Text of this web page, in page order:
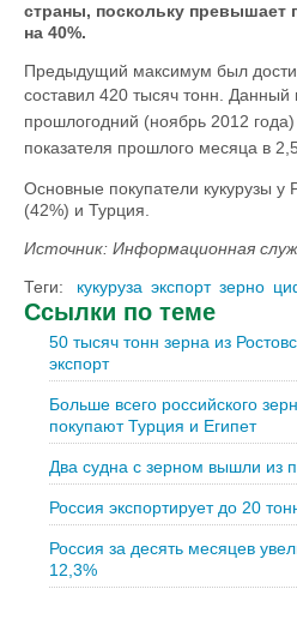
страны, поскольку
на 40%.
Предыдущий максимум был
составил 420 тысяч тонн. Данный
прошлогодний (ноябрь 2012
показателя прошлого месяца в
Основные покупатели кукурузы
(42%) и Турция.
Источник: Информационная
Теги:
кукуруза экспорт зерно
Ссылки по теме
50 тысяч тонн зерна из
экспорт
Больше всего российского
покупают Турция и Египет
Два судна с зерном вышли из
Россия экспортирует до 20
Россия за десять месяцев
12,3%